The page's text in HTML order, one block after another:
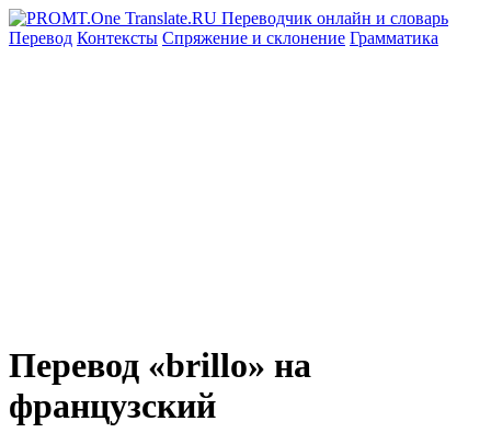
Перевод Контексты Спряжение и склонение Грамматика
Перевод «brillo» на
французский